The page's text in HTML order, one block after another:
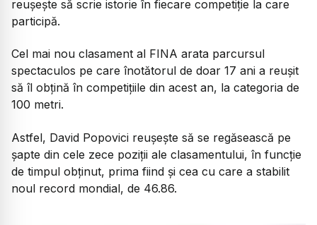
reușește să scrie istorie în fiecare competiție la care
participă.
Cel mai nou clasament al FINA arata parcursul
spectaculos pe care înotătorul de doar 17 ani a reușit
să îl obțină în competițiile din acest an, la categoria de
100 metri.
Astfel, David Popovici reușește să se regăsească pe
șapte din cele zece poziții ale clasamentului, în funcție
de timpul obținut, prima fiind și cea cu care a stabilit
noul record mondial, de 46.86.